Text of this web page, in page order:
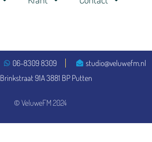
© VeluweFM 2024
06-8309 8309
studio@veluwefm.nl
Brinkstraat 91A 3881 BP Putten